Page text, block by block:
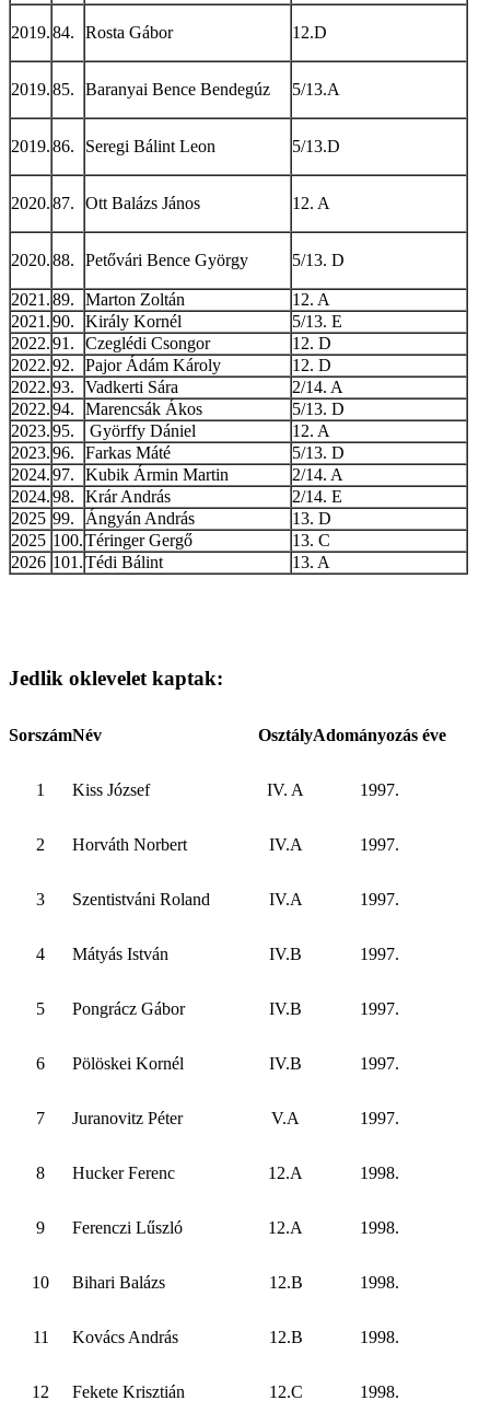
2019.84. Rosta Gábor 12.D
2019.85. Baranyai Bence Bendegúz 5/13.A
2019.86. Seregi Bálint Leon 5/13.D
2020.87. Ott Balázs János 12. A
2020.88. Petővári Bence György 5/13. D
2021.89. Marton Zoltán
12. A
2021.90. Király Kornél
5/13. E
2022.91. Czeglédi Csongor
12. D
2022.92. Pajor Ádám Károly
12. D
2022.93. Vadkerti Sára
2/14. A
2022.94. Marencsák Ákos
5/13. D
2023.95. Györffy Dániel
12. A
2023.96. Farkas Máté
5/13. D
2024.97. Kubik Ármin Martin
2/14. A
2024.98. Krár András
2/14. E
2025 99. Ángyán András
13. D
2025 100.Téringer Gergő
13. C
2026 101.Tédi Bálint 13. A
Jedlik oklevelet kaptak:
SorszámNév OsztályAdományozás éve
1 Kiss József IV. A 1997.
2 Horváth Norbert IV.A 1997.
3 Szentistváni Roland IV.A 1997.
4 Mátyás István IV.B 1997.
5 Pongrácz Gábor IV.B 1997.
6 Pölöskei Kornél IV.B 1997.
7 Juranovitz Péter V.A 1997.
8 Hucker Ferenc 12.A 1998.
9 Ferenczi Lűszló 12.A 1998.
10 Bihari Balázs 12.B 1998.
11 Kovács András 12.B 1998.
12 Fekete Krisztián 12.C 1998.